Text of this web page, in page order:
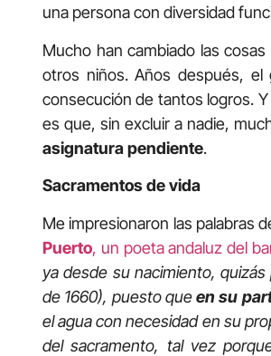
una persona con diversidad
Mucho han cambiado las
otros niños. Años después, el
consecución de tantos logros. Y
es que, sin excluir a nadie,
asignatura pendiente.
Sacramentos de vida
Me impresionaron las palabras
Puerto, un poeta andaluz del
ya desde su nacimiento,
de 1660), puesto queen su
el agua con necesidad en su
del sacramento, tal vez